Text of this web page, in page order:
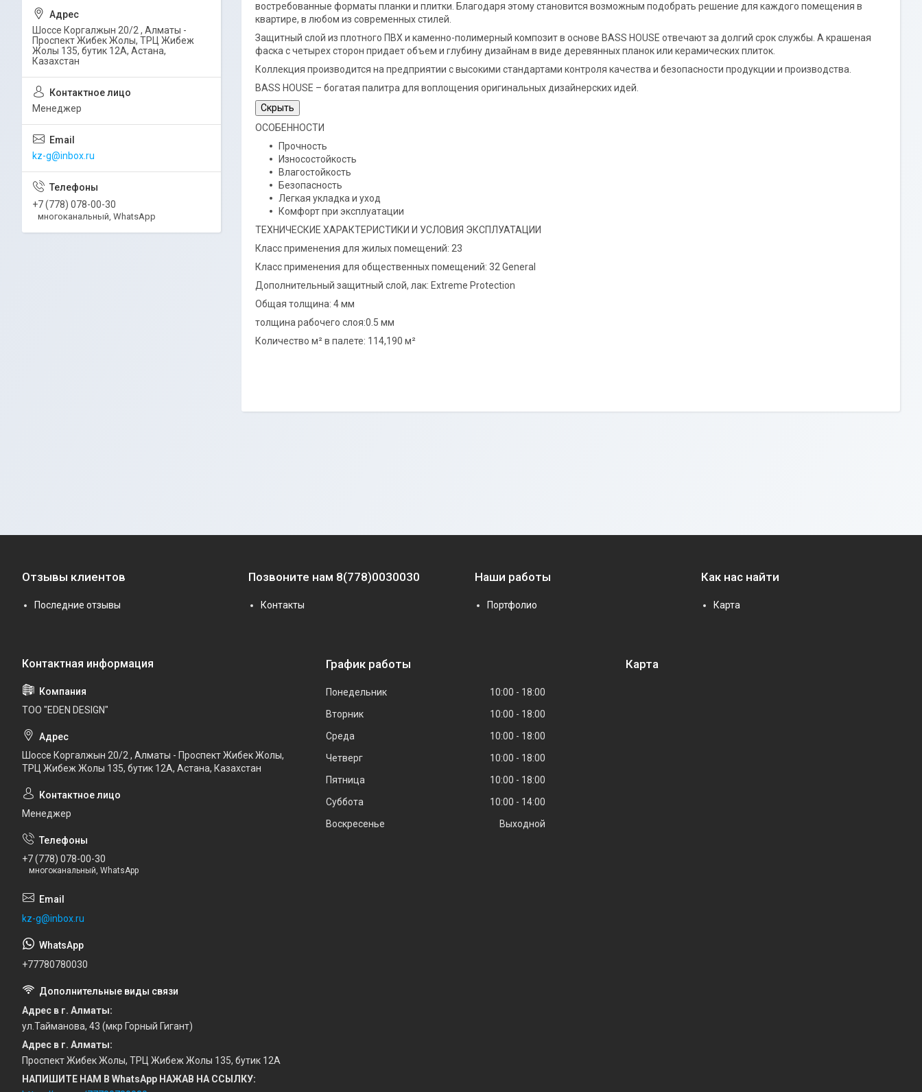
востребованные форматы планки и плитки. Благодаря этому становится возможным подобрать решение для каждого помещения в
квартире, в любом из современных стилей.
Защитный слой из плотного ПВХ и каменно-полимерный композит в основе BASS HOUSE отвечают за долгий срок службы. А крашеная
фаска с четырех сторон придает объем и глубину дизайнам в виде деревянных планок или керамических плиток.
Коллекция производится на предприятии с высокими стандартами контроля качества и безопасности продукции и производства.
BASS HOUSE – богатая палитра для воплощения оригинальных дизайнерских идей.
Скрыть
ОСОБЕННОСТИ
Прочность
Износостойкость
Влагостойкость
Безопасность
Легкая укладка и уход
Комфорт при эксплуатации
ТЕХНИЧЕСКИЕ ХАРАКТЕРИСТИКИ И УСЛОВИЯ ЭКСПЛУАТАЦИИ
Класс применения для жилых помещений: 23
Класс применения для общественных помещений: 32 General
Дополнительный защитный слой, лак: Extreme Protection
Общая толщина: 4 мм
толщина рабочего слоя:0.5 мм
Количество м² в палете: 114,190 м²
Шоссе Коргалжын 20/2 , Алматы -
Проспект Жибек Жолы, ТРЦ Жибеж
Жолы 135, бутик 12А, Астана,
Казахстан
Менеджер
kz-g@inbox.ru
+7 (778) 078-00-30
многоканальный, WhatsApp
Отзывы клиентов
Последние отзывы
Позвоните нам 8(778)0030030
Контакты
Наши работы
Портфолио
Как нас найти
Карта
ТОО "EDEN DESIGN"
Шоссе Коргалжын 20/2 , Алматы - Проспект Жибек Жолы,
ТРЦ Жибеж Жолы 135, бутик 12А, Астана, Казахстан
Менеджер
+7 (778) 078-00-30
многоканальный, WhatsApp
kz-g@inbox.ru
+77780780030
Адрес в г. Алматы
ул.Тайманова, 43 (мкр Горный Гигант)
Адрес в г. Алматы
Проспект Жибек Жолы, ТРЦ Жибеж Жолы 135, бутик 12А
НАПИШИТЕ НАМ В WhatsApp НАЖАВ НА ССЫЛКУ
График работы
Понедельник 10:00
18:00
Вторник
10:00
18:00
Среда
10:00
18:00
Четверг
10:00
18:00
Пятница
10:00
18:00
Суббота
10:00
14:00
Воскресенье
Выходной
Карта